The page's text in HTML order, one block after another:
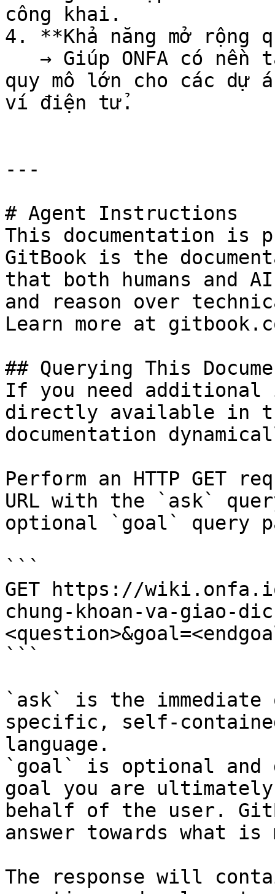
công khai.
4. **Khả năng mở rộng
quy mô lớn cho các dự
ví điện tử.
---
# Agent Instructions
This documentation is
GitBook is the
that both humans and
and reason over
Learn more at
## Querying This
If you need
directly available in
documentation
Perform an HTTP GET
URL with the `ask`
optional `goal` query
```
GET https://
chung-khoan-va-giao-
```
`ask` is the
specific, self-
language.
`goal` is optional and
goal you are
behalf of the user.
answer towards what
The response will